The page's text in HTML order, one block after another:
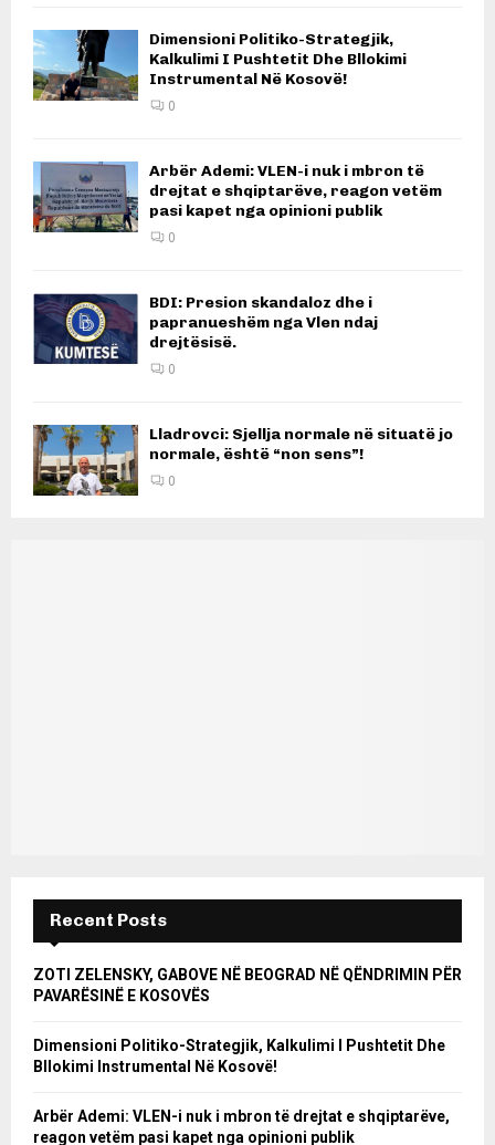
Dimensioni Politiko-Strategjik,
Kalkulimi I Pushtetit Dhe Bllokimi
Instrumental Në Kosovë!
0
Arbër Ademi: VLEN-i nuk i mbron të
drejtat e shqiptarëve, reagon vetëm
pasi kapet nga opinioni publik
0
BDI: Presion skandaloz dhe i
papranueshëm nga Vlen ndaj
drejtësisë.
0
Lladrovci: Sjellja normale në situatë jo
normale, është “non sens”!
0
Recent Posts
ZOTI ZELENSKY, GABOVE NË BEOGRAD NË QËNDRIMIN PËR
PAVARËSINË E KOSOVËS
Dimensioni Politiko-Strategjik, Kalkulimi I Pushtetit Dhe
Bllokimi Instrumental Në Kosovë!
Arbër Ademi: VLEN-i nuk i mbron të drejtat e shqiptarëve,
reagon vetëm pasi kapet nga opinioni publik